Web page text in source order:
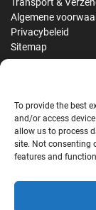
To provide the best
and/or access
allow us to process
site. Not consenting
features and
Algemene
Privacybeleid
Sitemap
G